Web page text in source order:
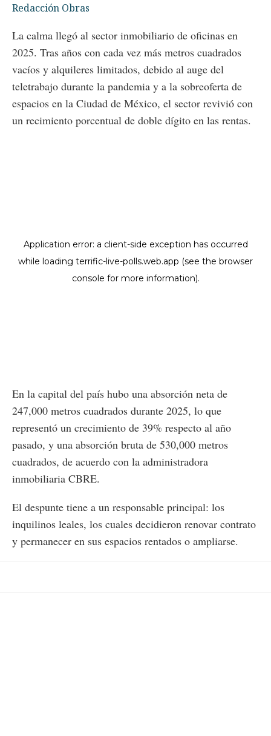
Redacción Obras
La calma llegó al sector inmobiliario de oficinas en
2025. Tras años con cada vez más metros cuadrados
vacíos y alquileres limitados, debido al auge del
teletrabajo durante la pandemia y a la sobreoferta de
espacios en la Ciudad de México, el sector revivió con
un recimiento porcentual de doble dígito en las rentas.
En la capital del país hubo una absorción neta de
247,000 metros cuadrados durante 2025, lo que
representó un crecimiento de 39% respecto al año
pasado, y una absorción bruta de 530,000 metros
cuadrados, de acuerdo con la administradora
inmobiliaria CBRE.
El despunte tiene a un responsable principal: los
inquilinos leales, los cuales decidieron renovar contrato
y permanecer en sus espacios rentados o ampliarse.